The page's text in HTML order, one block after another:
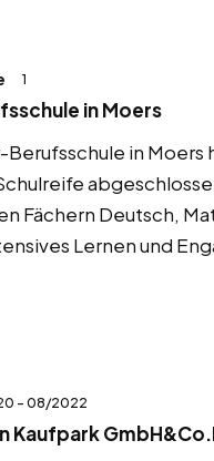
1
in Moers
in Moers
Fächern Deutsch,
Lernen und
- 08/2022
Kaufpark